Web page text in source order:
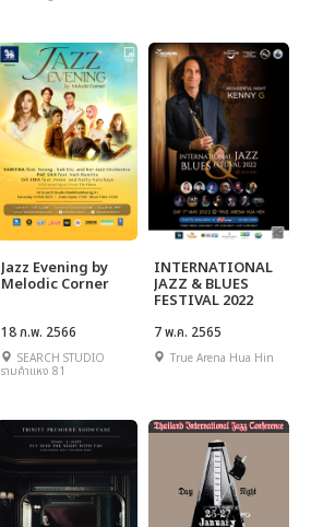
Jazz Evening by
Melodic Corner
18 ก.พ. 2566
SEARCH STUDIO
รามคำแหง 81
INTERNATIONAL
JAZZ & BLUES
FESTIVAL 2022
7 พ.ค. 2565
True Arena Hua Hin